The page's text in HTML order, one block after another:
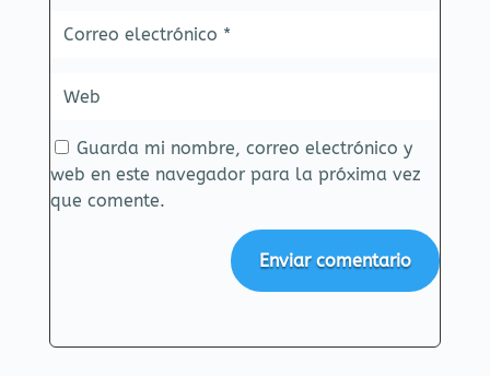
Guarda mi nombre, correo electrónico y
web en este navegador para la próxima vez
que comente.
Enviar comentario